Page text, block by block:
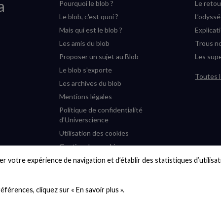
votre expérience de navigation et d’établir des statistiques
Pourquoi le blob ?
Le blob, c'est quoi ?
Mais qui est le blob ?
Les amis du blob
Proposer un sujet au Blob
Le blob s'exporte
Les archives du blob
Mentions légales
Politique de confidentialité
d'Universcience
Utilisation des cookies
Gestion des cookies
Accessibilité : partiellement
Le
Trous
Les
Toutes